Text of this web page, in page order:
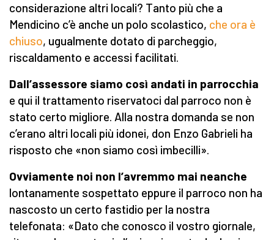
considerazione altri locali? Tanto più che a
Mendicino c’è anche un polo scolastico, che ora è
chiuso, ugualmente dotato di parcheggio,
riscaldamento e accessi facilitati.
Dall’assessore siamo così andati in parrocchia
e qui il trattamento riservatoci dal parroco non è
stato certo migliore. Alla nostra domanda se non
c’erano altri locali più idonei, don Enzo Gabrieli ha
risposto che «non siamo così imbecilli».
Ovviamente noi non l’avremmo mai neanche
lontanamente sospettato eppure il parroco non ha
nascosto un certo fastidio per la nostra
telefonata: «Dato che conosco il vostro giornale,